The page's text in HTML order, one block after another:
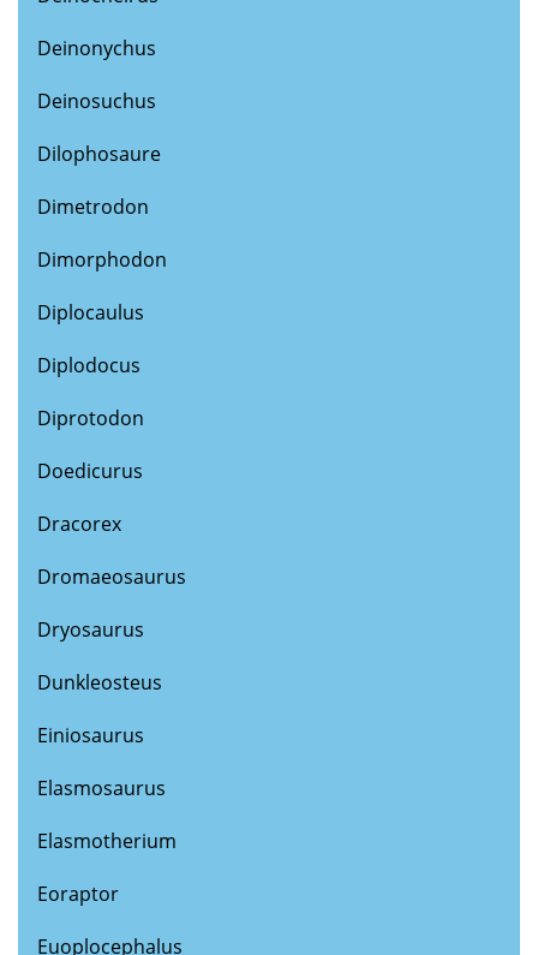
Deinonychus
Deinosuchus
Dilophosaure
Dimetrodon
Dimorphodon
Diplocaulus
Diplodocus
Diprotodon
Doedicurus
Dracorex
Dromaeosaurus
Dryosaurus
Dunkleosteus
Einiosaurus
Elasmosaurus
Elasmotherium
Eoraptor
Euoplocephalus